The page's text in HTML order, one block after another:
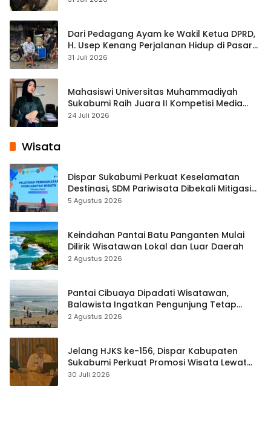
Dari Pedagang Ayam ke Wakil Ketua DPRD,
H. Usep Kenang Perjalanan Hidup di Pasar
Cisaat
31 Juli 2026
Mahasiswi Universitas Muhammadiyah
Sukabumi Raih Juara II Kompetisi Media
Pembelajaran Digital Tingkat Internasional
24 Juli 2026
Wisata
Dispar Sukabumi Perkuat Keselamatan
Destinasi, SDM Pariwisata Dibekali Mitigasi
hingga Teknik Evakuasi
5 Agustus 2026
Keindahan Pantai Batu Panganten Mulai
Dilirik Wisatawan Lokal dan Luar Daerah
2 Agustus 2026
Pantai Cibuaya Dipadati Wisatawan,
Balawista Ingatkan Pengunjung Tetap
Waspada
2 Agustus 2026
Jelang HJKS ke-156, Dispar Kabupaten
Sukabumi Perkuat Promosi Wisata Lewat
Publikasi Digital
30 Juli 2026